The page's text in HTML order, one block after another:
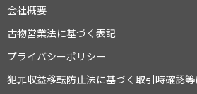
会社概要
古物営業法に基づく表記
プライバシーポリシー
犯罪収益移転防止法に基づく取引時確認等